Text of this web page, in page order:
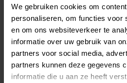
We gebruiken cookies om
personaliseren, om functies voor
en om ons websiteverkeer te
informatie over uw gebruik van
partners voor social media,
partners kunnen deze gegevens
informatie die u aan ze heeft
T/m 1945
1946 - 1980
1981 - 2007
2008 of later